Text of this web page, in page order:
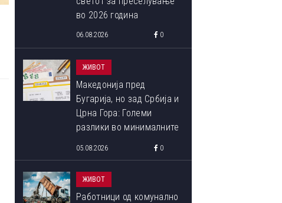
во 2026 година
06.08.2026 0
ЖИВОТ
Македонија пред
Бугарија, но зад Србија и
Црна Гора: Големи
разлики во минималните
05.08.2026 0
ЖИВОТ
Работници од комунално